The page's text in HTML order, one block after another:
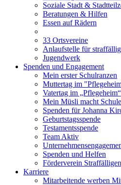
Soziale Stadt &
Beratungen & Hilfen
Essen auf Rädern
33 Ortsvereine
Anlaufstelle für
Jugendwerk
Spenden und Engagement
Mein erster Schulranzen
Muttertag im
Vatertag im „Pflegeheim“
Mein Müsli macht Schule
Spenden für Johanna
Geburtstagsspende
Testamentsspende
Team Aktiv
Spenden und Helfen
Förderverein
Karriere
Mitarbeitende werben